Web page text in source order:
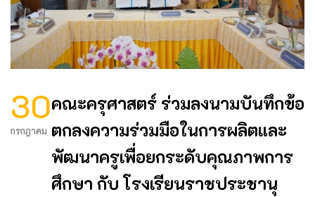
30
กรกฎาคม
คณะครุศาสตร์ ร่วมลงนามบันทึกข้อ
ตกลงความร่วมมือในการผลิตและ
พัฒนาครูเพื่อยกระดับคุณภาพการ
ศึกษา กับ โรงเรียนราชประชานุ